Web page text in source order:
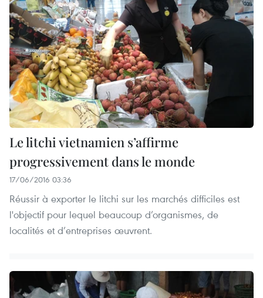
Le litchi vietnamien s’affirme
progressivement dans le monde
17/06/2016 03:36
Réussir à exporter le litchi sur les marchés difficiles est
l'objectif pour lequel beaucoup d’organismes, de
localités et d’entreprises œuvrent.